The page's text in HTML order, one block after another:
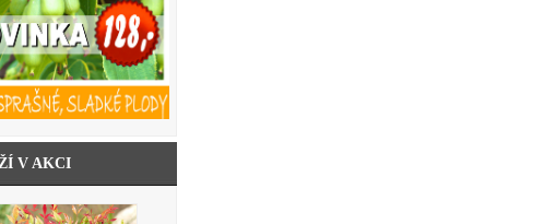
V AKCI